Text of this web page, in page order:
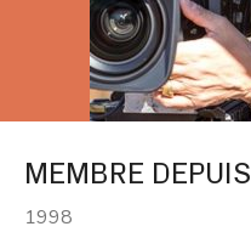
MEMBRE DEPUIS
1998